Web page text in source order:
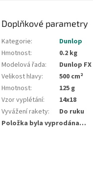
Doplňkové parametry
Kategorie:
Dunlop
Hmotnost:
0.2 kg
Modelová řada:
Dunlop FX
Velikost hlavy:
500 cm²
Hmotnost:
125 g
Vzor vyplétání:
14x18
Vyvážení rakety:
Do ruku
Položka byla vyprodána…